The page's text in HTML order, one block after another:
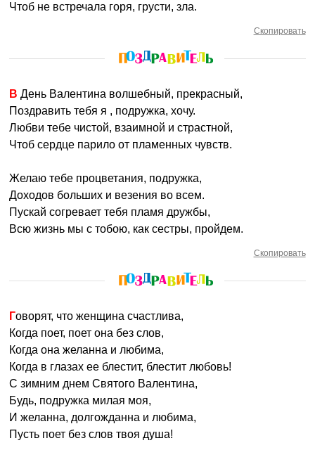
Чтоб не встречала горя, грусти, зла.
Скопировать
В День Валентина волшебный, прекрасный,
Поздравить тебя я , подружка, хочу.
Любви тебе чистой, взаимной и страстной,
Чтоб сердце парило от пламенных чувств.
Желаю тебе процветания, подружка,
Доходов больших и везения во всем.
Пускай согревает тебя пламя дружбы,
Всю жизнь мы с тобою, как сестры, пройдем.
Скопировать
Говорят, что женщина счастлива,
Когда поет, поет она без слов,
Когда она желанна и любима,
Когда в глазах ее блестит, блестит любовь!
С зимним днем Святого Валентина,
Будь, подружка милая моя,
И желанна, долгожданна и любима,
Пусть поет без слов твоя душа!